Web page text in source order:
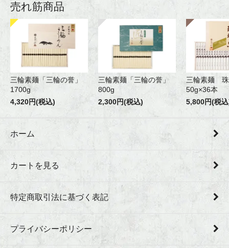
売れ筋商品
三輪素麺「三輪の誉」
1700g
4,320円(税込)
三輪素麺「三輪の誉」
800g
2,300円(税込)
三輪素麺 珠
50g×36本
5,800円(税
ホーム
カートを見る
特定商取引法に基づく表記
プライバシーポリシー